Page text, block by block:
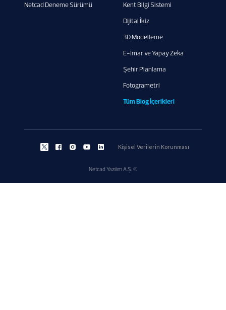
Netcad Deneme Sürümü
Kent Bilgi Sistemi
Dijital İkiz
3D Modelleme
E-İmar ve Yapay Zeka
Şehir Planlama
Fotogrametri
Tüm Blog İçerikleri
Kişisel Verilerin Korunması
Netcad Yazılım A.Ş. ©